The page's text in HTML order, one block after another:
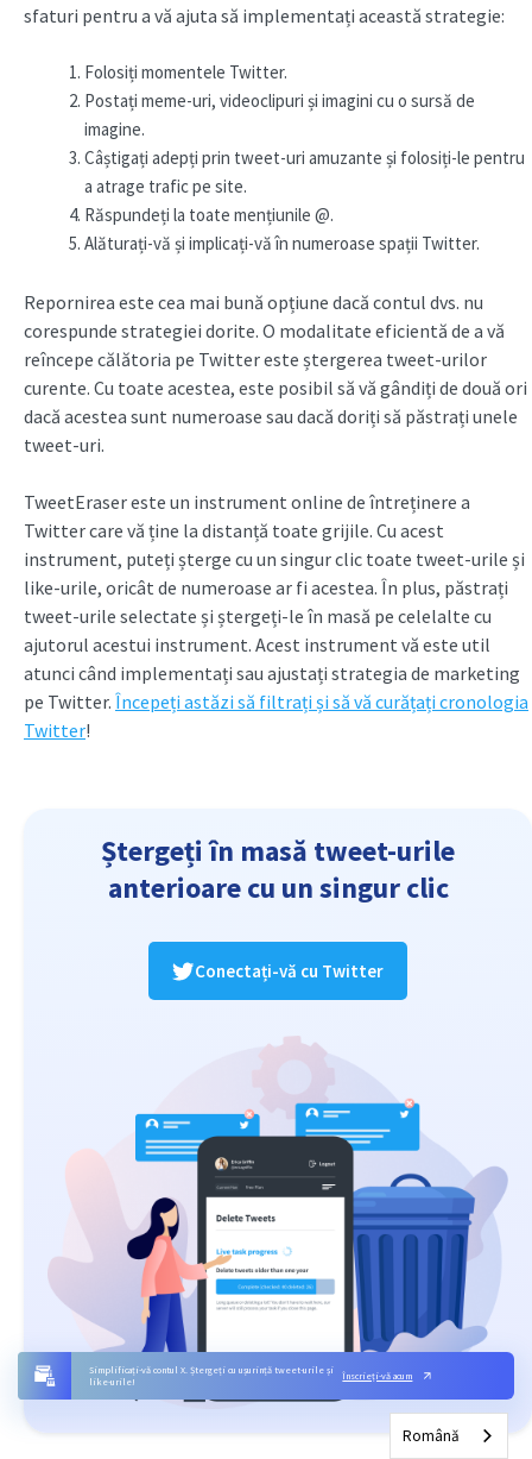
sfaturi pentru a vă ajuta să implementați această strategie:
Folosiți momentele Twitter.
Postați meme-uri, videoclipuri și imagini cu o sursă de
imagine.
Câștigați adepți prin tweet-uri amuzante și folosiți-le pentru
a atrage trafic pe site.
Răspundeți la toate mențiunile @.
Alăturați-vă și implicați-vă în numeroase spații Twitter.
Repornirea este cea mai bună opțiune dacă contul dvs. nu
corespunde strategiei dorite. O modalitate eficientă de a vă
reîncepe călătoria pe Twitter este ștergerea tweet-urilor
curente. Cu toate acestea, este posibil să vă gândiți de două ori
dacă acestea sunt numeroase sau dacă doriți să păstrați unele
tweet-uri.
TweetEraser este un instrument online de întreținere a
Twitter care vă ține la distanță toate grijile. Cu acest
instrument, puteți șterge cu un singur clic toate tweet-urile și
like-urile, oricât de numeroase ar fi acestea. În plus, păstrați
tweet-urile selectate și ștergeți-le în masă pe celelalte cu
ajutorul acestui instrument. Acest instrument vă este util
atunci când implementați sau ajustați strategia de marketing
pe Twitter. Începeți astăzi să filtrați și să vă curățați cronologia
Twitter!
Ștergeți în masă tweet-urile
anterioare cu un singur clic
Conectați-vă cu Twitter
Simplificați-vă contul X. Ștergeți cu ușurință tweet-urile și
like-urile!
Înscrieți-vă acum
Română